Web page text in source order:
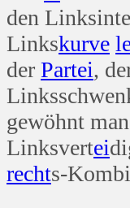
den
Linkskurve
der Partei,
gewöhnt
Linksvertei
rechts-Kombi